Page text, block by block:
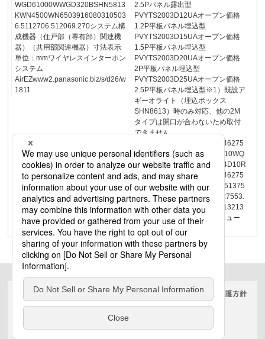
WGD61000WWGD320BSHN5813
KWN4500WN6503916080310503
6.5112706.512069.270システム構
成機器（住戸部（専有部）関連機
器）（共用部関連機器）寸法表示
単位：mmワイヤレスインターホン
システム
AirEZwww2.panasonic.biz/s/d26/w
1811
2.5Pパネル露出型
PVYTS2003D12UAオープン価格
1.2P平板パネル埋込型
PVYTS2003D15UAオープン価格
1.5P平板パネル埋込型
PVYTS2003D20UAオープン価格
2P平板パネル埋込型
PVYTS2003D25UAオープン価格
2.5P平板パネル埋込型※1）既設ア
ギーオライト（埋込ボックス
SHN8613）時のみ対応、他の2M
タイプは開口が合わないため取付
できません。
9.5VYPTS1701P20R3356046275
53.583.51502030240190×110WQ
N701W2647174VYPTS2004D10R
9.5VYPTS1701P15R2906046275
53.583.51051377083.5132.51375
0VYPTS1404A9.5405604627553.
583.5VYPTS1701P25R17413213
22641207VYPTS0704Aリニュー
アル共通機器
サイトのご利用にあたって クッキーポリシー 個人情報保護方針
電気・建築設備（ビジネス）
© Panasonic Electric Works Co., Ltd.